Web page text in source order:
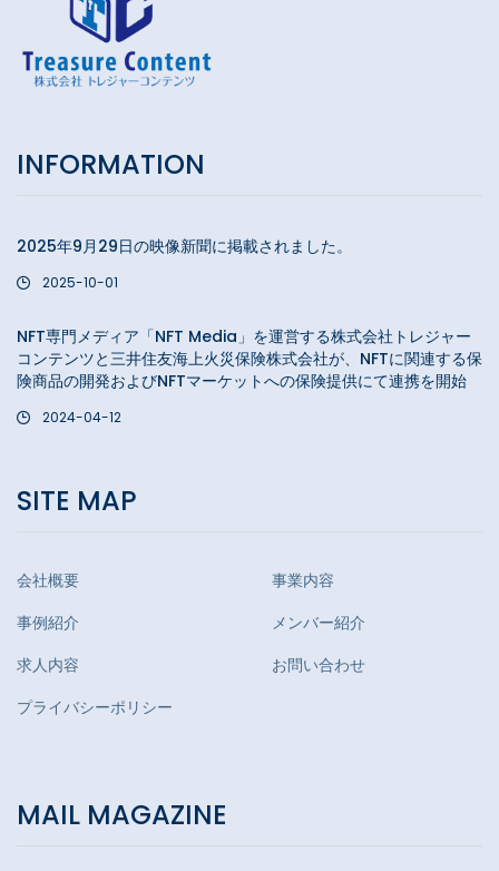
INFORMATION
2025年9月29日の映像新聞に掲載されました。
2025-10-01
NFT専門メディア「NFT Media」を運営する株式会社トレジャー
コンテンツと三井住友海上火災保険株式会社が、NFTに関連する保
険商品の開発およびNFTマーケットへの保険提供にて連携を開始
2024-04-12
SITE MAP
会社概要
事業内容
事例紹介
メンバー紹介
求人内容
お問い合わせ
プライバシーポリシー
MAIL MAGAZINE